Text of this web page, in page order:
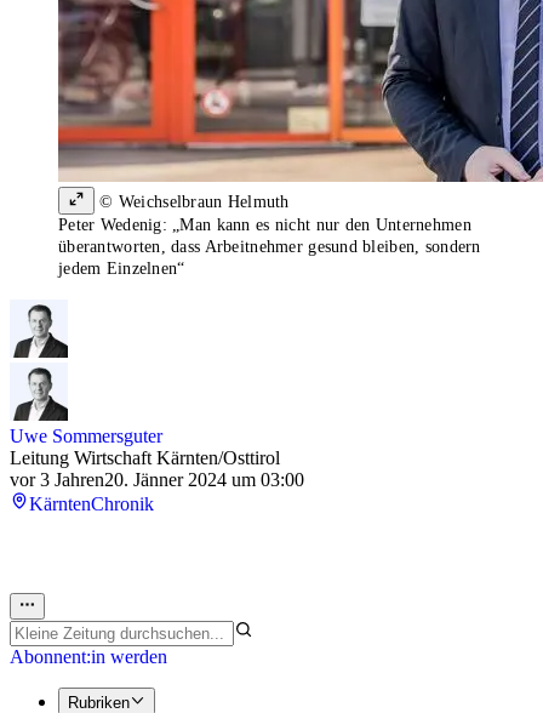
© Weichselbraun Helmuth
Peter Wedenig: „Man kann es nicht nur den Unternehmen
überantworten, dass Arbeitnehmer gesund bleiben, sondern
jedem Einzelnen“
Uwe Sommersguter
Leitung Wirtschaft Kärnten/Osttirol
vor 3 Jahren20. Jänner 2024 um 03:00
KärntenChronik
Abonnent:in werden
Rubriken